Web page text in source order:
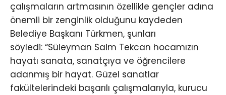
çalışmaların artmasının özellikle gençler adına
önemli bir zenginlik olduğunu kaydeden
Belediye Başkanı Türkmen, şunları
söyledi: “Süleyman Saim Tekcan hocamızın
hayatı sanata, sanatçıya ve öğrencilere
adanmış bir hayat. Güzel sanatlar
fakültelerindeki başarılı çalışmalarıyla, kurucu